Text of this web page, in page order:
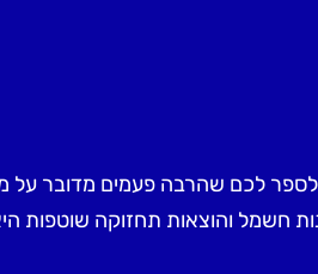
לכם שהרבה פעמים מדובר
חשמל והוצאות תחזוקה שוטפות